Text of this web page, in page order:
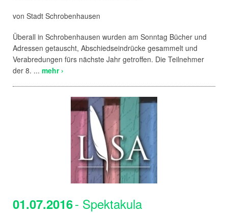
von Stadt Schrobenhausen
Überall in Schrobenhausen wurden am Sonntag Bücher und
Adressen getauscht, Abschiedseindrücke gesammelt und
Verabredungen fürs nächste Jahr getroffen. Die Teilnehmer
der 8. ... mehr ›
01.07.2016- Spektakula